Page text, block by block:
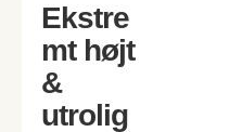
Ekstre
mt højt
&
utrolig